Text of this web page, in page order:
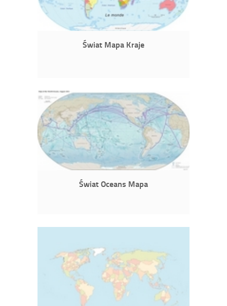
Świat Mapa Kraje
Świat Oceans Mapa